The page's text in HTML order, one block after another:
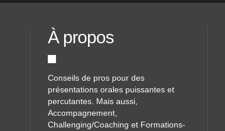
À propos
Conseils de pros pour des
présentations orales puissantes et
percutantes. Mais aussi,
Accompagnement,
Challenging/Coaching et Formations-